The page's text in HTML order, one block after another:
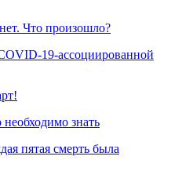
Что произошло?
19-ассоциированной
знать
пятая смерть была